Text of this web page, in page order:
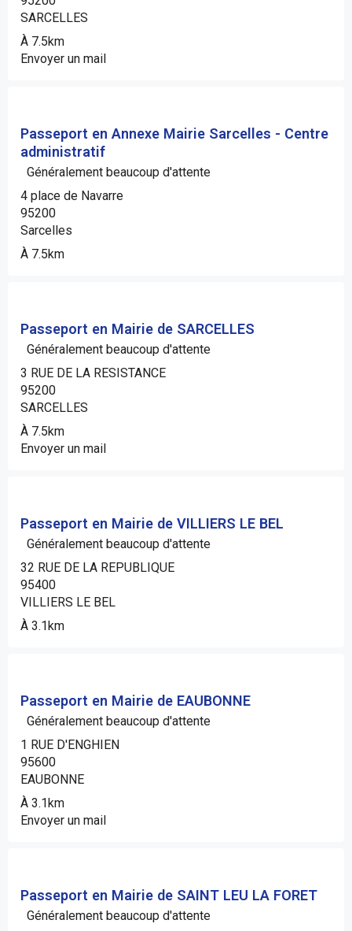
SARCELLES
À 7.5km
Envoyer un mail
Passeport en Annexe Mairie Sarcelles - Centre
administratif
Généralement beaucoup d'attente
4 place de Navarre
95200
Sarcelles
À 7.5km
Passeport en Mairie de SARCELLES
Généralement beaucoup d'attente
3 RUE DE LA RESISTANCE
95200
SARCELLES
À 7.5km
Envoyer un mail
Passeport en Mairie de VILLIERS LE BEL
Généralement beaucoup d'attente
32 RUE DE LA REPUBLIQUE
95400
VILLIERS LE BEL
À 3.1km
Passeport en Mairie de EAUBONNE
Généralement beaucoup d'attente
1 RUE D'ENGHIEN
95600
EAUBONNE
À 3.1km
Envoyer un mail
Passeport en Mairie de SAINT LEU LA FORET
Généralement beaucoup d'attente